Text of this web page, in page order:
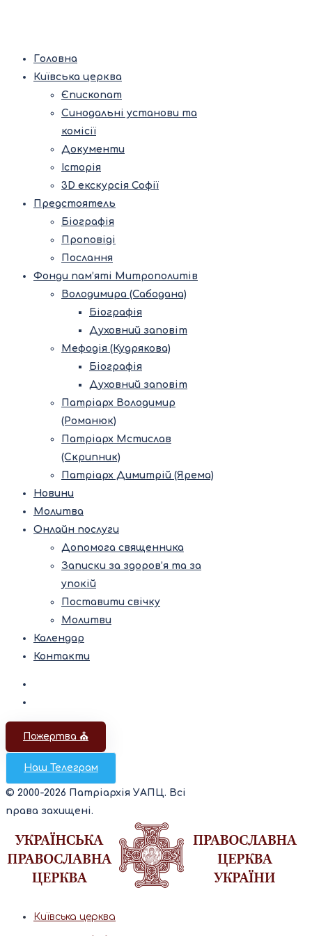
Головна
Київська церква
Єпископат
Синодальні установи та
комісії
Документи
Історія
3D екскурсія Софії
Предстоятель
Біографія
Проповіді
Послання
Фонди пам’яті Митрополитів
Володимира (Сабодана)
Біографія
Духовний заповіт
Мефодія (Кудрякова)
Біографія
Духовний заповіт
Патріарх Володимир
(Романюк)
Патріарх Мстислав
(Скрипник)
Патріарх Димитрій (Ярема)
Новини
Молитва
Онлайн послуги
Допомога священника
Записки за здоров’я та за
упокій
Поставити свічку
Молитви
Календар
Контакти
Пожертва ⛪️
Наш Телеграм
© 2000-2026 Патріархія УАПЦ. Всі
права захищені.
Київська церква